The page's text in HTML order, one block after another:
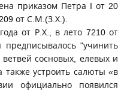
приказом Петра I от 20
от С.М.(З.Х.).
от Р.Х., в лето 7210 от
"учинить
сосновых, елевых и
устроить салюты «в
официально появился